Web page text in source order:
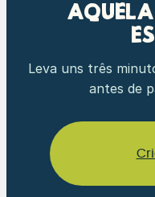
Leva uns três
antes de